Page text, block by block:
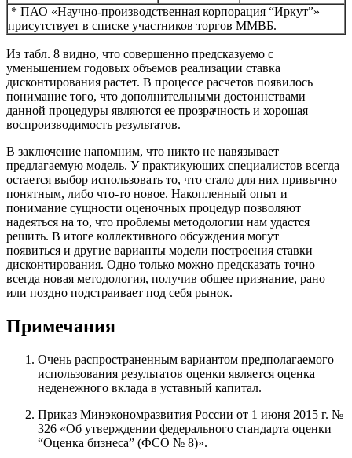
* ПАО «Научно-производственная корпорация “Иркут”»
присутствует в списке участников торгов ММВБ.
Из табл. 8 видно, что совершенно предсказуемо с
уменьшением годовых объемов реализации ставка
дисконтирования растет. В процессе расчетов появилось
понимание того, что дополнительными достоинствами
данной процедуры являются ее прозрачность и хорошая
воспроизводимость результатов.
В заключение напомним, что никто не навязывает
предлагаемую модель. У практикующих специалистов всегда
остается выбор использовать то, что стало для них привычно
понятным, либо что-то новое. Накопленный опыт и
понимание сущности оценочных процедур позволяют
надеяться на то, что проблемы методологии нам удастся
решить. В итоге коллективного обсуждения могут
появиться и другие варианты модели построения ставки
дисконтирования. Одно только можно предсказать точно —
всегда новая методология, получив общее признание, рано
или поздно подстраивает под себя рынок.
Примечания
Очень распространенным вариантом предполагаемого
использования результатов оценки является оценка
неденежного вклада в уставный капитал.
Приказ Минэкономразвития России от 1 июня 2015 г. №
326 «Об утверждении федерального стандарта оценки
“Оценка бизнеса” (ФСО № 8)».